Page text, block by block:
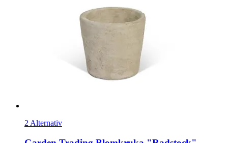
2 Alternativ